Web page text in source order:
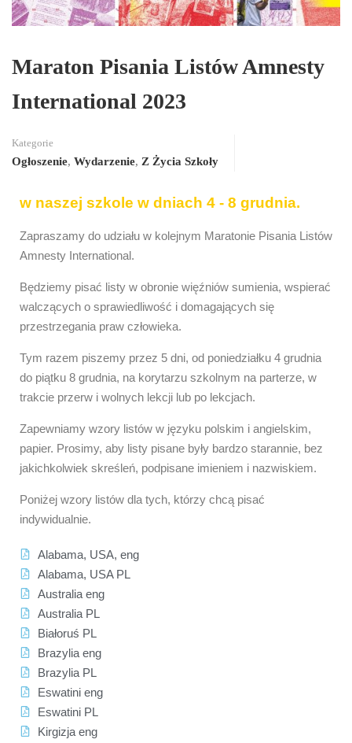
Maraton Pisania Listów Amnesty
International 2023
Kategorie
Ogłoszenie, Wydarzenie, Z Życia Szkoły
w naszej szkole w dniach 4 - 8 grudnia.
Zapraszamy do udziału w kolejnym Maratonie Pisania Listów
Amnesty International.
Będziemy pisać listy w obronie więźniów sumienia, wspierać
walczących o sprawiedliwość i domagających się
przestrzegania praw człowieka.
Tym razem piszemy przez 5 dni, od poniedziałku 4 grudnia
do piątku 8 grudnia, na korytarzu szkolnym na parterze, w
trakcie przerw i wolnych lekcji lub po lekcjach.
Zapewniamy wzory listów w języku polskim i angielskim,
papier. Prosimy, aby listy pisane były bardzo starannie, bez
jakichkolwiek skreśleń, podpisane imieniem i nazwiskiem.
Poniżej wzory listów dla tych, którzy chcą pisać
indywidualnie.
Alabama, USA, eng
Alabama, USA PL
Australia eng
Australia PL
Białoruś PL
Brazylia eng
Brazylia PL
Eswatini eng
Eswatini PL
Kirgizja eng